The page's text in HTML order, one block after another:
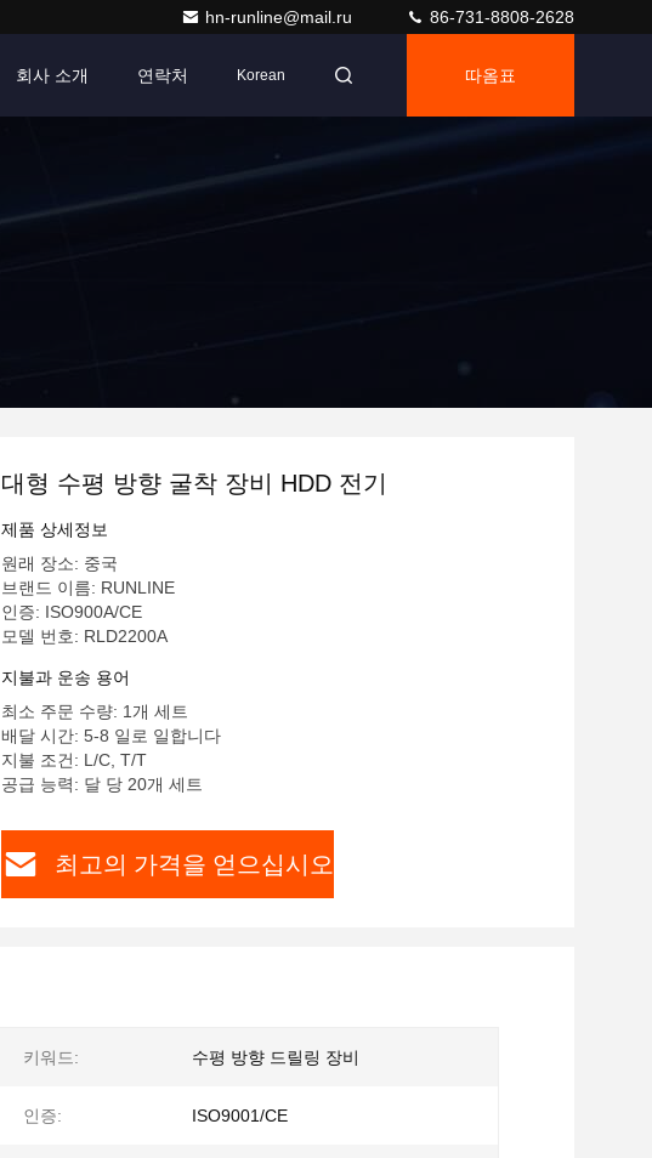
hn-runline@mail.ru 86-731-8808-2628
회사 소개 연락처 Korean 따옴표
대형 수평 방향 굴착 장비 HDD 전기
제품 상세정보
원래 장소: 중국
브랜드 이름: RUNLINE
인증: ISO900A/CE
모델 번호: RLD2200A
지불과 운송 용어
최소 주문 수량: 1개 세트
배달 시간: 5-8 일로 일합니다
지불 조건: L/C, T/T
공급 능력: 달 당 20개 세트
최고의 가격을 얻으십시오
키워드: 수평 방향 드릴링 장비
인증: ISO9001/CE